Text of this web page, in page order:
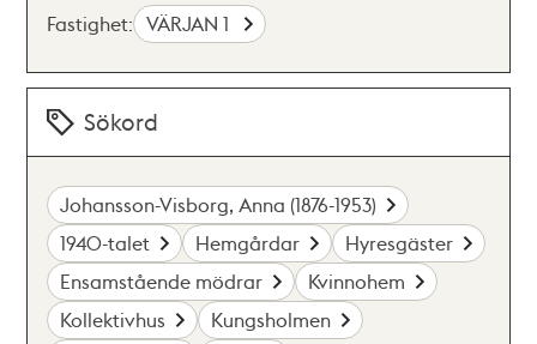
Fastighet: VÄRJAN 1
Sökord
Johansson-Visborg, Anna (1876-1953)
1940-talet
Hemgårdar
Hyresgäster
Ensamstående mödrar
Kvinnohem
Kollektivhus
Kungsholmen